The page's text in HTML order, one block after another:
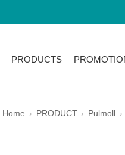
PRODUCTS
Home PRODUCT Pulmoll